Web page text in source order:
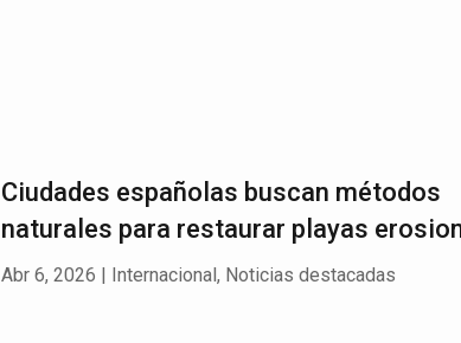
Ciudades españolas buscan métodos
naturales para restaurar playas
Abr 6, 2026 | Internacional, Noticias destacadas